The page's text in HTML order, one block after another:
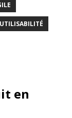
UTILISABILITÉ
en